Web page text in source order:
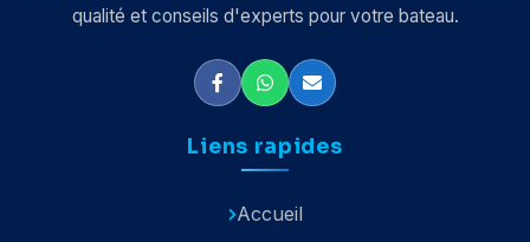
qualité et conseils d'experts pour votre bateau.
Liens rapides
Accueil